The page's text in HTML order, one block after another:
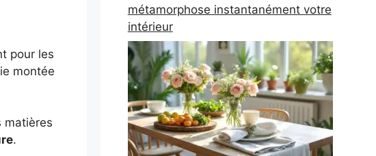
pour les
montée
matières
.
métamorphose instantanément votre
intérieur